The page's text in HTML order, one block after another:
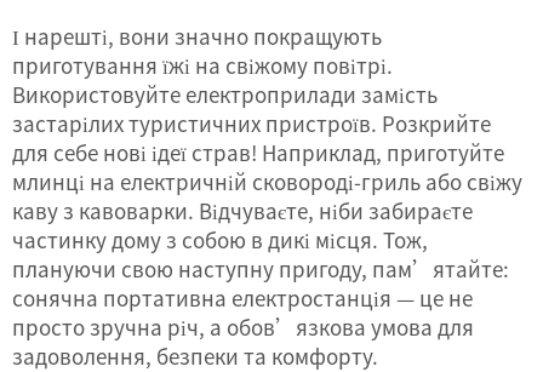
І нарешті, вони значно покращують
приготування їжі на свіжому повітрі.
Використовуйте електроприлади замість
застарілих туристичних пристроїв. Розкрийте
для себе нові ідеї страв! Наприклад, приготуйте
млинці на електричній сковороді-гриль або свіжу
каву з кавоварки. Відчуваєте, ніби забираєте
частинку дому з собою в дикі місця. Тож,
плануючи свою наступну пригоду, пам’ятайте:
сонячна портативна електростанція — це не
просто зручна річ, а обов’язкова умова для
задоволення, безпеки та комфорту.